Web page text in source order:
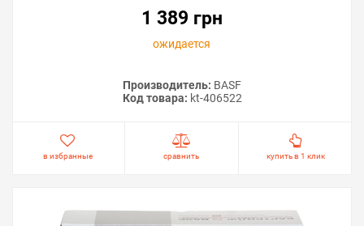
1 389 грн
ожидается
Производитель: BASF
Код товара: kt-406522
в избранные сравнить купить в 1 клик